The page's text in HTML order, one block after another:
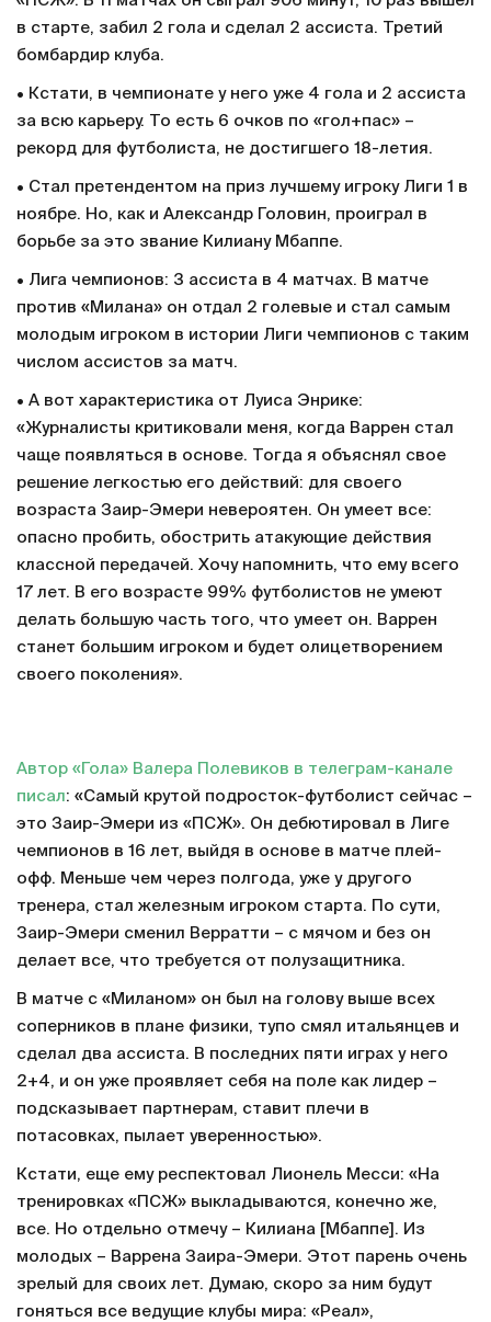
в старте, забил 2 гола и сделал 2 ассиста. Третий
бомбардир клуба.
• Кстати, в чемпионате у него уже 4 гола и 2 ассиста
за всю карьеру. То есть 6 очков по «гол+пас» –
рекорд для футболиста, не достигшего 18-летия.
• Стал претендентом на приз лучшему игроку Лиги 1 в
ноябре. Но, как и Александр Головин, проиграл в
борьбе за это звание Килиану Мбаппе.
• Лига чемпионов: 3 ассиста в 4 матчах. В матче
против «Милана» он отдал 2 голевые и стал самым
молодым игроком в истории Лиги чемпионов с таким
числом ассистов за матч.
• А вот характеристика от Луиса Энрике:
«Журналисты критиковали меня, когда Варрен стал
чаще появляться в основе. Тогда я объяснял свое
решение легкостью его действий: для своего
возраста Заир-Эмери невероятен. Он умеет все:
опасно пробить, обострить атакующие действия
классной передачей. Хочу напомнить, что ему всего
17 лет. В его возрасте 99% футболистов не умеют
делать большую часть того, что умеет он. Варрен
станет большим игроком и будет олицетворением
своего поколения».
Автор «Гола» Валера Полевиков в телеграм-канале
писал: «Самый крутой подросток-футболист сейчас –
это Заир-Эмери из «ПСЖ». Он дебютировал в Лиге
чемпионов в 16 лет, выйдя в основе в матче плей-
офф. Меньше чем через полгода, уже у другого
тренера, стал железным игроком старта. По сути,
Заир-Эмери сменил Верратти – с мячом и без он
делает все, что требуется от полузащитника.
В матче с «Миланом» он был на голову выше всех
соперников в плане физики, тупо смял итальянцев и
сделал два ассиста. В последних пяти играх у него
2+4, и он уже проявляет себя на поле как лидер –
подсказывает партнерам, ставит плечи в
потасовках, пылает уверенностью».
Кстати, еще ему респектовал Лионель Месси: «На
тренировках «ПСЖ» выкладываются, конечно же,
все. Но отдельно отмечу – Килиана [Мбаппе]. Из
молодых – Варрена Заира-Эмери. Этот парень очень
зрелый для своих лет. Думаю, скоро за ним будут
гоняться все ведущие клубы мира: «Реал»,